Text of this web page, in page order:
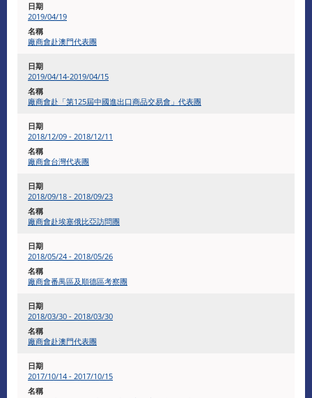
2019/04/19
廠商會赴澳門代表團
2019/04/14-2019/04/15
廠商會赴「第125屆中國進出口商品交易會」代表團
2018/12/09 - 2018/12/11
廠商會台灣代表團
2018/09/18 - 2018/09/23
廠商會赴埃塞俄比亞訪問團
​2018/05/24 - 2018/05/26
廠商會番禺區及順德區考察團
2018/03/30 - 2018/03/30
廠商會赴澳門代表團
2017/10/14 - 2017/10/15